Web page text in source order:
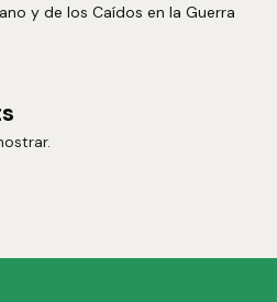
y de los Caídos en la Guerra